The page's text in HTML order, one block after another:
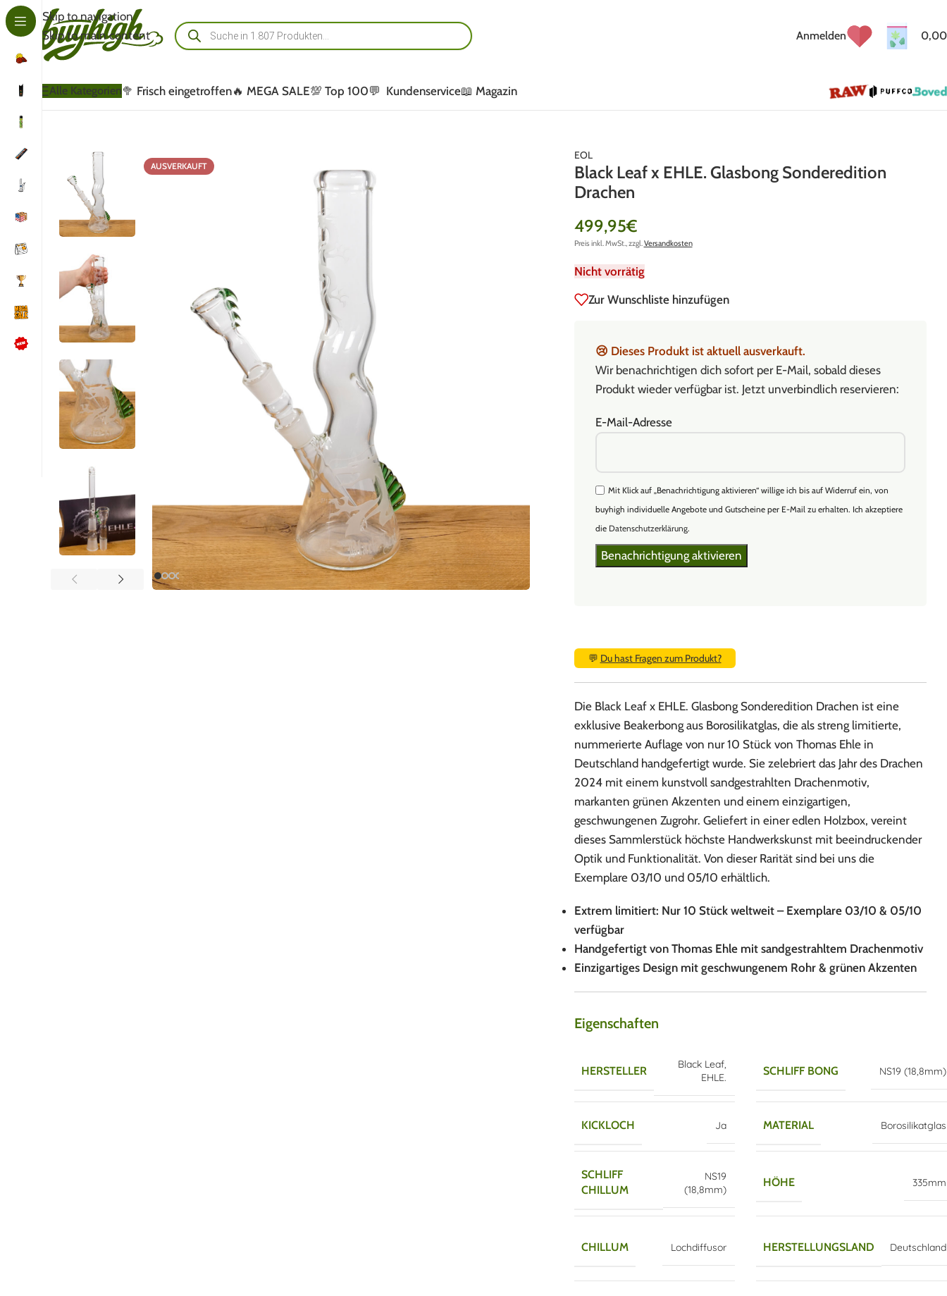
Skip to navigation
Skip to main content
NÜTZLICHES
Kundenbewertungen lesen
Schreib uns auf WhatsApp
Kundenservice kontaktieren
🍪 Cookie-Einstellungen ändern
Anmelden 0,00
Alle Kategorien🥦 Frisch eingetroffen🔥 MEGA SALE💯 Top 100💬 Kundenservice📖 Magazin
AUSVERKAUFT
EOL
Black Leaf x EHLE. Glasbong Sonderedition
Drachen
499,95€
Preis inkl. MwSt., zzgl.Versandkosten
Nicht vorrätig
Zur Wunschliste hinzufügen
😢 Dieses Produkt ist aktuell ausverkauft.
Wir benachrichtigen dich sofort per E-Mail, sobald dieses
Produkt wieder verfügbar ist. Jetzt unverbindlich reservieren:
E-Mail-Adresse
Mit Klick auf „Benachrichtigung aktivieren“ willige ich bis auf Widerruf ein, von
buyhigh individuelle Angebote und Gutscheine per E-Mail zu erhalten. Ich akzeptiere
die Datenschutzerklärung.
💬 Du hast Fragen zum Produkt?
Die Black Leaf x EHLE. Glasbong Sonderedition Drachen ist eine
exklusive Beakerbong aus Borosilikatglas, die als streng limitierte,
nummerierte Auflage von nur 10 Stück von Thomas Ehle in
Deutschland handgefertigt wurde. Sie zelebriert das Jahr des Drachen
2024 mit einem kunstvoll sandgestrahlten Drachenmotiv,
markanten grünen Akzenten und einem einzigartigen,
geschwungenen Zugrohr. Geliefert in einer edlen Holzbox, vereint
dieses Sammlerstück höchste Handwerkskunst mit beeindruckender
Optik und Funktionalität. Von dieser Rarität sind bei uns die
Exemplare 03/10 und 05/10 erhältlich.
Extrem limitiert: Nur 10 Stück weltweit – Exemplare 03/10 & 05/10
verfügbar
Handgefertigt von Thomas Ehle mit sandgestrahltem Drachenmotiv
Einzigartiges Design mit geschwungenem Rohr & grünen Akzenten
Eigenschaften
HERSTELLER Black Leaf,
EHLE.
SCHLIFF BONG NS19 (18,8mm)
KICKLOCH Ja MATERIAL Borosilikatglas
SCHLIFF
CHILLUM
NS19
(18,8mm)
HÖHE 335mm
CHILLUM Lochdiffusor HERSTELLUNGSLAND Deutschland